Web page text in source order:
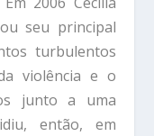
seu principal
turbulentos
violência e o
junto a uma
então, em